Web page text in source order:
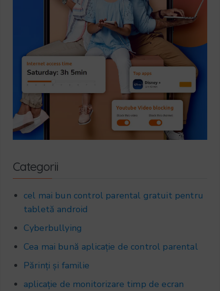
Categorii
cel mai bun control parental gratuit pentru
tabletă android
Cyberbullying
Cea mai bună aplicație de control parental
Părinți și familie
aplicație de monitorizare timp de ecran